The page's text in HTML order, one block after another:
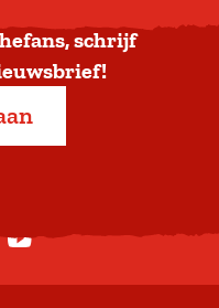
schrijf
Y
o